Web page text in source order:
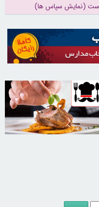
است (نمایش سپاس ها)